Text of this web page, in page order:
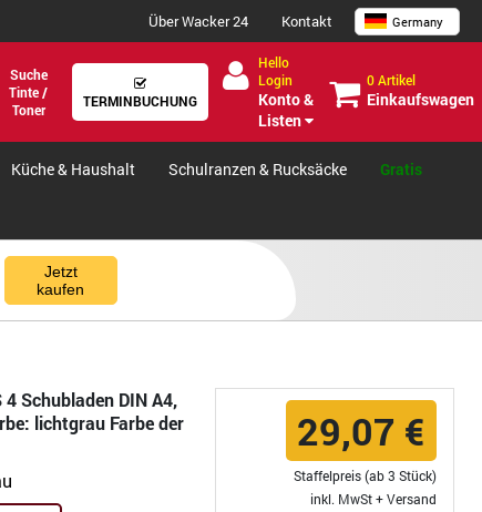
Über Wacker 24 Kontakt Germany
Suche
Tinte /
Toner
TERMINBUCHUNG
Hello
Login
Konto &
Listen
0 Artikel
Einkaufswagen
Küche & Haushalt Schulranzen & Rucksäcke Gratis
Jetzt
kaufen
Schubladen DIN A4,
lichtgrau Farbe der
29,07 €
Staffelpreis (ab 3 Stück)
inkl. MwSt +Versand